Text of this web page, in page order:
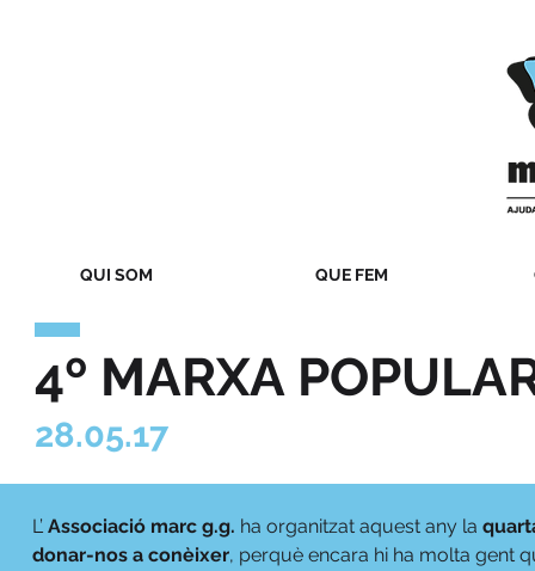
QUI SOM QUE FEM
4º MARXA
28.05.17
L’ Associació marc g.g. ha organitzat aquest any la
donar-nos a conèixer, perquè encara hi ha molta gent